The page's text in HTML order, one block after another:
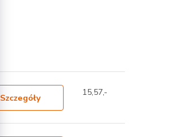
Szczegóły 15,57,-